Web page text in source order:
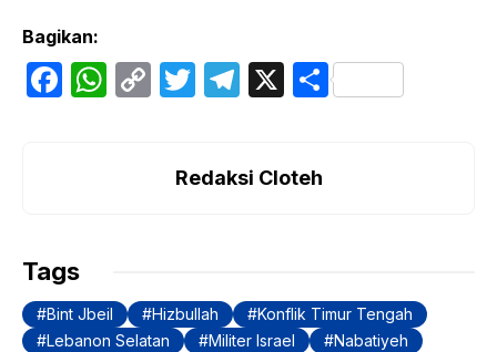
Bagikan:
F
o
o
k
W
p
C
k
T
er
T
gr
X S
Redaksi Cloteh
Tags
Bint Jbeil Hizbullah
Konflik Timur Tengah
Lebanon Selatan
Militer Israel Nabatiyeh